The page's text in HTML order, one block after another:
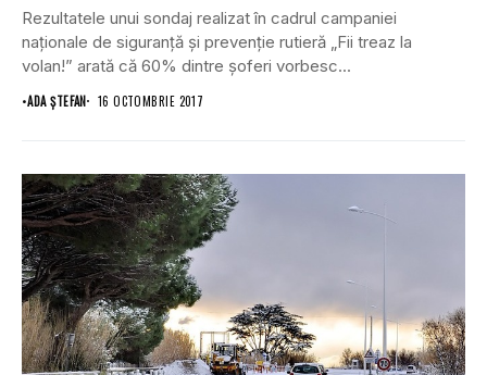
Rezultatele unui sondaj realizat în cadrul campaniei
naţionale de siguranţă şi prevenţie rutieră „Fii treaz la
volan!” arată că 60% dintre şoferi vorbesc...
•ADA ȘTEFAN 16 OCTOMBRIE 2017